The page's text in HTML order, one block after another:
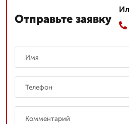
Отправьте заявку